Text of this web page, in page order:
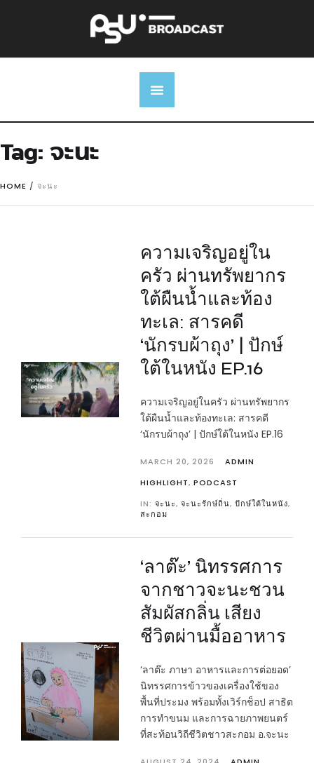
Tag:จะนะ
HOME / จะนะ
ความเจริญอยู่ใน
ครัว ผ่านทรัพยากร
ใต้ผืนน้ำและท้อง
ทะเล: สารคดี
‘นักรบผ้าถุง’ | ปักษ์
ใต้ในหนัง EP.16
ความเจริญอยู่ในครัว ผ่านทรัพยากร
ใต้ผืนน้ำและท้องทะเล: สารคดี
‘นักรบผ้าถุง’ | ปักษ์ใต้ในหนัง EP.16
MARCH 20, 2026
ADMIN
HIGHLIGHT, PODCAST
IN: จะนะ, จะนะรักษ์ถิ่น, ปักษ์ใต้ในหนัง,
สะกอม
‘ลาต๊ะ’ นิทรรศการ
จากชาวจะนะชวน
สัมผัสกลิ่น เสียง
ชีวิตผ่านมื้ออาหาร
‘ลาต๊ะ ภาษา อาหารและการต่อยอด’
นิทรรศการข้าวของเครื่องใช้ของ
พื้นที่ประมง พร้อมทั้งเวิร์กช็อป สาธิต
การทำขนม และการฉายภาพยนตร์
ที่สะท้อนวิถีชีวิตชาวสะกอม อ.จะนะ